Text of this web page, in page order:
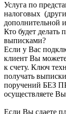
Услуга по
налоговых
дополнительной
Кто будет делать
выписками?
Если у Вас
клиент Вы можете
к счету. Ключ
получать
поручений БЕЗ
осуществляете
Если Вы сдаете